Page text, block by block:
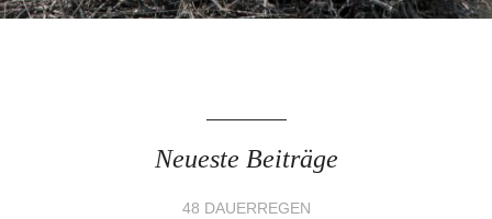
Neueste Beiträge
48 DAUERREGEN